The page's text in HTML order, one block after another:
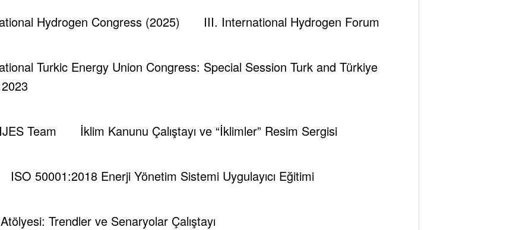
Hydrogen Congress (2025) III. International Hydrogen Forum
Turkic Energy Union Congress: Special Session Turk and Türkiye
IJES Team İklim Kanunu Çalıştayı ve “İklimler” Resim Sergisi
ISO 50001:2018 Enerji Yönetim Sistemi Uygulayıcı Eğitimi
Trendler ve Senaryolar Çalıştayı